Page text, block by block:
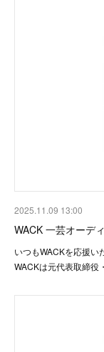
2025.11.09 13:00
WACK 一芸オーデ
いつもWACKを応援い
WACKは元代表取締